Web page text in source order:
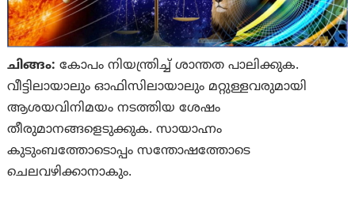
ചിങ്ങം: കോപം നിയന്ത്രിച്ച് ശാന്തത പാലിക്കുക.
വീട്ടിലായാലും ഓഫിസിലായാലും മറ്റുള്ളവരുമായി
ആശയവിനിമയം നടത്തിയ ശേഷം
തീരുമാനങ്ങളെടുക്കുക. സായാഹ്നം
കുടുംബത്തോടൊപ്പം സന്തോഷത്തോടെ
ചെലവഴിക്കാനാകും.